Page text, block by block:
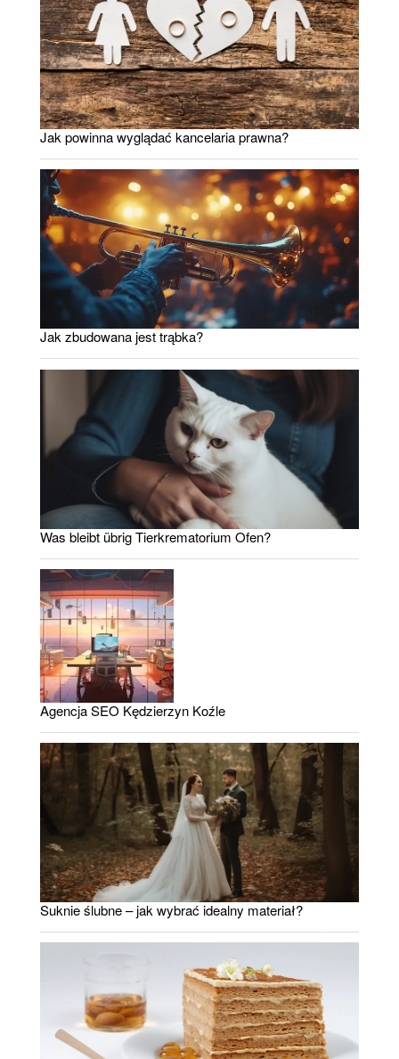
Jak powinna wyglądać kancelaria prawna?
Jak zbudowana jest trąbka?
Was bleibt übrig Tierkrematorium Ofen?
Agencja SEO Kędzierzyn Koźle
Suknie ślubne – jak wybrać idealny materiał?